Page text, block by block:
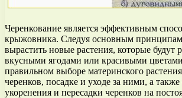
Черенкование является эффективным
крыжовника. Следуя основным
вырастить новые растения, которые будут
вкусными ягодами или красивыми
правильном выборе материнского
черенков, посадке и уходе за ними, а
укоренения и пересадки черенков на